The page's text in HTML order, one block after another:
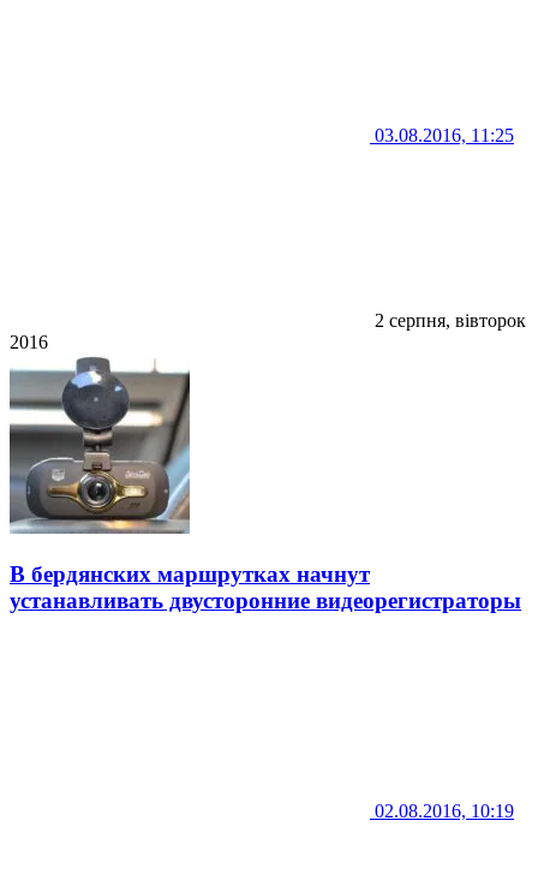
03.08.2016, 11:25
2 серпня, вівторок
2016
В бердянских маршрутках начнут
устанавливать двусторонние видеорегистраторы
02.08.2016, 10:19